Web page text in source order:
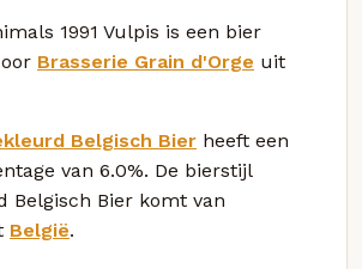
1991 Vulpis is een bier
Brasserie Grain d'Orge uit
Belgisch Bier heeft een
van 6.0%. De bierstijl
Belgisch Bier komt van
België.